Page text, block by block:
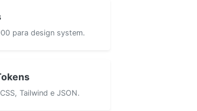
para design system.
Tailwind e JSON.